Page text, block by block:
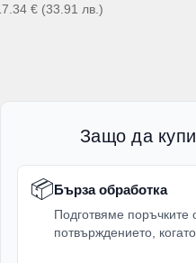
€ (33.91 лв. )
Защо да
📦Бърза обработка
Подготвяме
потвърждението,